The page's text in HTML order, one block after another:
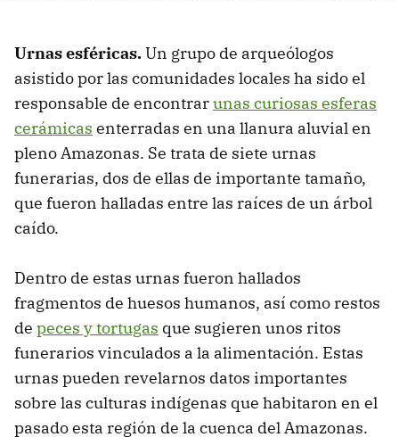
Urnas esféricas.Un grupo de arqueólogos
asistido por las comunidades locales ha sido el
responsable de encontrarunas curiosas esferas
cerámicas enterradas en una llanura aluvial en
pleno Amazonas. Se trata de siete urnas
funerarias, dos de ellas de importante tamaño,
que fueron halladas entre las raíces de un árbol
caído.
Dentro de estas urnas fueron hallados
fragmentos de huesos humanos, así como restos
de peces y tortugas que sugieren unos ritos
funerarios vinculados a la alimentación. Estas
urnas pueden revelarnos datos importantes
sobre las culturas indígenas que habitaron en el
pasado esta región de la cuenca del Amazonas.